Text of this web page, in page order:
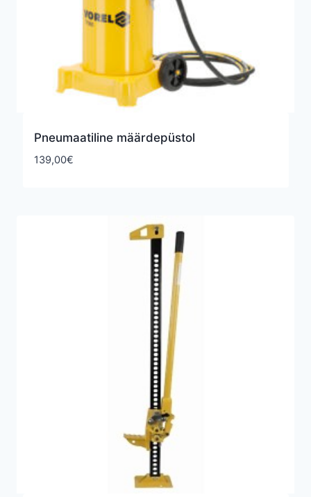
Pneumaatiline määrdepüstol
139,00€